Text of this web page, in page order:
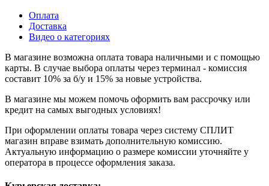
Оплата
Доставка
Видео о категориях
В магазине возможна оплата товара наличными и с помощью
карты. В случае выбора оплаты через терминал - комиссия
составит 10% за б/у и 15% за новые устройства.
В магазине мы можем помочь оформить вам рассрочку или
кредит на самых выгодных условиях!
При оформлении оплаты товара через систему СПЛИТ
магазин вправе взимать дополнительную комиссию.
Актуальную информацию о размере комиссии уточняйте у
оператора в процессе оформления заказа.